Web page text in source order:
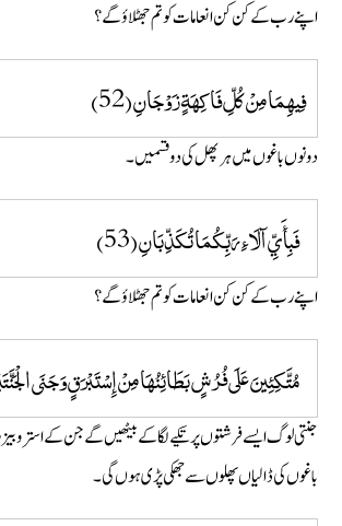
اپنے رب کے کن کن انعامات کو تم جھٹلاؤ گے ؟
فِيهِمَا مِنْ كُلِّ فَاكِهَةٍ زَوْجَانِ (52)
دونوں باغوں میں ہر پھل کی دو قسمیں۔
فَبِأَيِّ آلَاءِ رَبِّكُمَا تُكَذِّبَانِ (53)
اپنے رب کے کن کن انعامات کو تم جھٹلاؤ گے ؟
مُتَّكِئِينَ عَلَى فُرُشٍ بَطَائِنُهَا مِنْ إِسْتَبْرَقٍ وَجَنَى
جنتی لوگ ایسے فرشتوں پر تکیے لگا کے بیٹھیں گے جن کے استر و
باغوں کی ڈالیاں پھلوں سے جھکی پڑی ہوں گی ۔